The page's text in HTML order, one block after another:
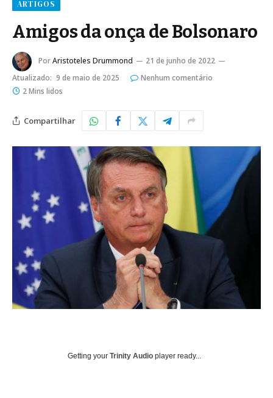
ARTIGOS
Amigos da onça de Bolsonaro
PorAristoteles Drummond
21 de junho de 2022
Atualizado: 9 de maio de 2025
Nenhum comentário
2 Mins lidos
Compartilhar
Getting your Trinity Audio player ready...